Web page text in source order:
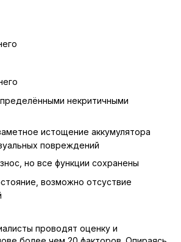
некритичными
истощение аккумулятора
повреждений
но все функции сохранены
возможно отсуствие
проводят оценку и